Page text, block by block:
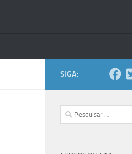
SIGA:
Pesquisar
por: